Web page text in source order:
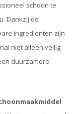
schoon te
Dankzij de
ingrediënten zijn
niet alleen veilig
duurzamere